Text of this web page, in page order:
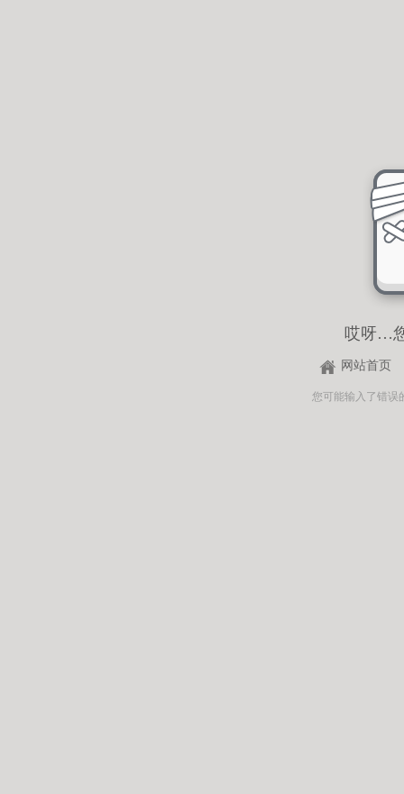
哎呀…
网站首页
您可能输入了错误